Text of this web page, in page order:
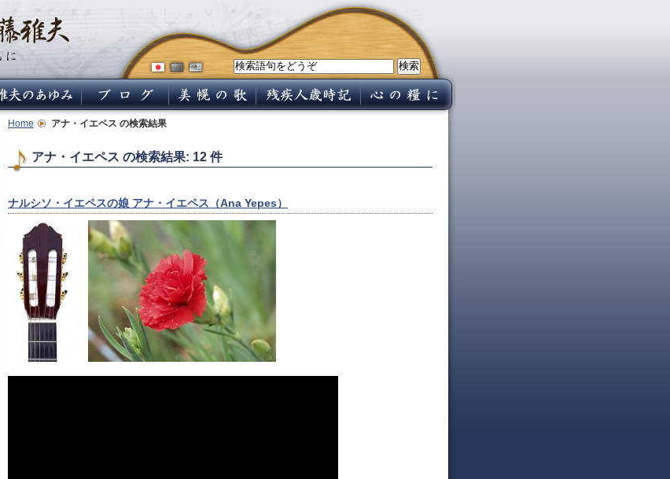
Home アナ・イエペス の検索結果
アナ・イエペス の検索結果: 12 件
ナルシソ・イエペスの娘 アナ・イエペス（Ana Yepes）